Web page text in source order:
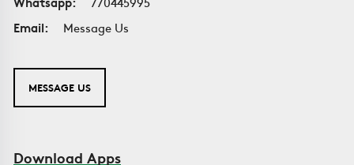
Email:
Message Us
MESSAGE US
Download Apps